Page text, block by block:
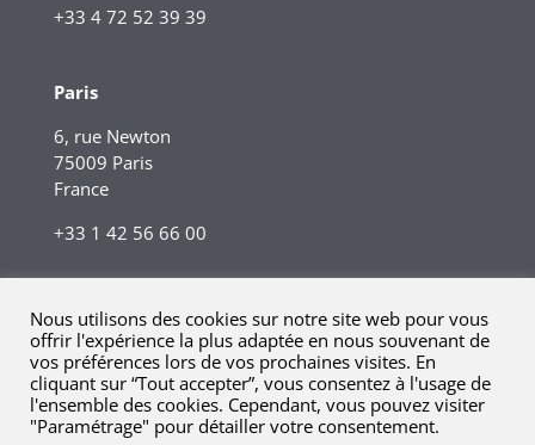
+33 4 72 52 39 39
Paris
6, rue Newton
75009 Paris
France
+33 1 42 56 66 00
Nous utilisons des cookies sur notre site web pour vous
offrir l'expérience la plus adaptée en nous souvenant de
vos préférences lors de vos prochaines visites. En
cliquant sur “Tout accepter”, vous consentez à l'usage de
l'ensemble des cookies. Cependant, vous pouvez visiter
"Paramétrage" pour détailler votre consentement.